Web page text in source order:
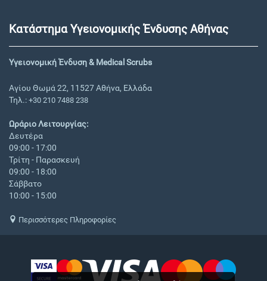
Κατάστημα Υγειονομικής Ένδυσης Αθήνας
Υγειονομική Ένδυση & Medical Scrubs
Αγίου Θωμά 22, 11527 Αθήνα, Ελλάδα
Τηλ.: +30 210 7488 238
Ωράριο Λειτουργίας:
Δευτέρα
09:00 - 17:00
Τρίτη - Παρασκευή
09:00 - 18:00
Σάββατο
10:00 - 15:00
Περισσότερες Πληροφορίες